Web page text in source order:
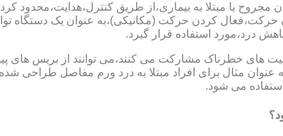
مجروح یا مبتلا به بیماری،از طریق کنترل،هدایت،محدود
حرکت،فعال کردن حرکت (مکانیکی)،به عنوان یک دستگاه
درد،مورد استفاده قرار گیرد.
های خطرناک مشارکت می کنند،می توانند از بریس های
مثال برای افراد مبتلا به درد ورم مفاصل طراحی
می شود.